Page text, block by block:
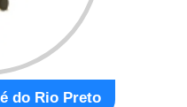
do Rio Preto